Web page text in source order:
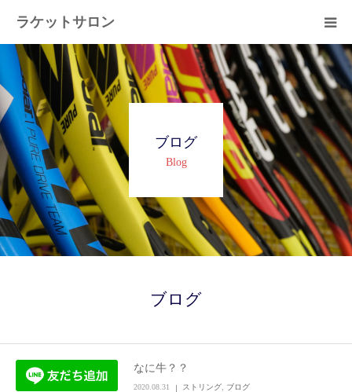
ラケットサロン
ブログ
Blog
ブログ
なに牛？？
2020.08.31 ストリング ブログ
ホーム
ショッピング
サービス
プライベートレッスン
ブログ
お問い合わせ